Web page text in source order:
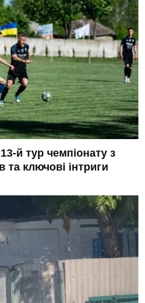
й тур чемпіонату з
ключові інтриги